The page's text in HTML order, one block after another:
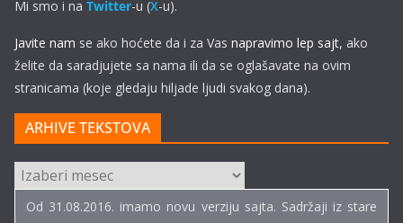
Mi smo i na Twitter-u (X-u).
Javite nam se ako hoćete da i za Vas napravimo lep sajt, ako
želite da saradjujete sa nama ili da se oglašavate na ovim
stranicama (koje gledaju hiljade ljudi svakog dana).
ARHIVE TEKSTOVA
ARHIVE
TEKSTOVA
Od 31.08.2016. imamo novu verziju sajta. Sadržaji iz stare